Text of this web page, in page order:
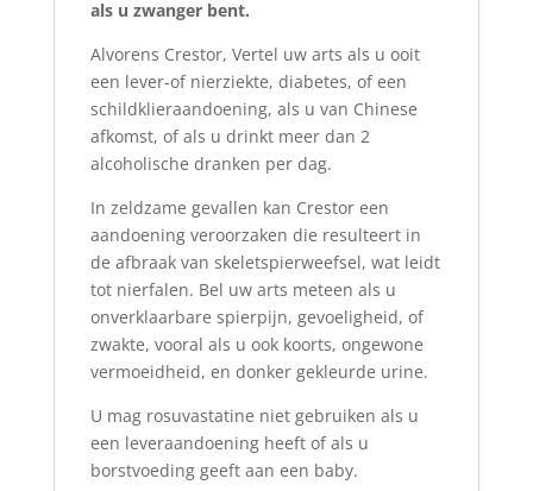
als u zwanger bent.
Alvorens Crestor, Vertel uw arts als u ooit
een lever-of nierziekte, diabetes, of een
schildklieraandoening, als u van Chinese
afkomst, of als u drinkt meer dan 2
alcoholische dranken per dag.
In zeldzame gevallen kan Crestor een
aandoening veroorzaken die resulteert in
de afbraak van skeletspierweefsel, wat leidt
tot nierfalen. Bel uw arts meteen als u
onverklaarbare spierpijn, gevoeligheid, of
zwakte, vooral als u ook koorts, ongewone
vermoeidheid, en donker gekleurde urine.
U mag rosuvastatine niet gebruiken als u
een leveraandoening heeft of als u
borstvoeding geeft aan een baby.